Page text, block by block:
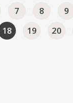
7 8
9
18 19 20